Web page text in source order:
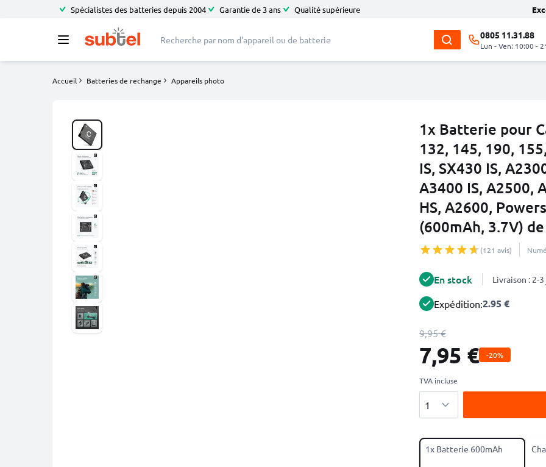
Spécialistes des batteries depuis 2004 Garantie de 3 ans Qualité supérieure
0805 11.31.88
Lun - Ven: 10:00 -
Accueil Batteries de rechange Appareils photo
1x Batterie pour
132, 145, 190,
IS, SX430 IS,
A3400 IS, A2500,
HS, A2600,
(600mAh, 3.7V) de
(121 avis)
En stock Livraison : 2-
Expédition:2.95 €
9,95 €
7,95 € -20%
TVA incluse
1x Batterie 600mAh